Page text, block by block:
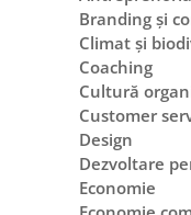
Branding și
Climat și
Coaching
Cultură
Customer
Design
Dezvoltare
Economie